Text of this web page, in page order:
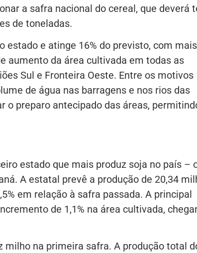
a safra nacional do cereal, que deverá
de toneladas.
estado e atinge 16% do previsto, com
aumento da área cultivada em todas as
Sul e Fronteira Oeste. Entre os motivos
de água nas barragens e nos rios das
o preparo antecipado das áreas,
estado que mais produz soja no país –
A estatal prevê a produção de 20,34
em relação à safra passada. A principal
de 1,1% na área cultivada,
milho na primeira safra. A produção total